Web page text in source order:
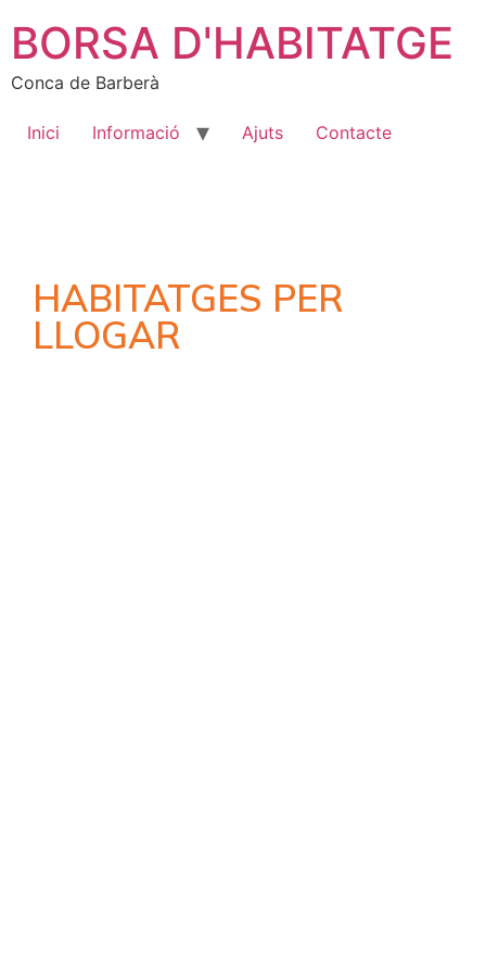
BORSA D'HABITATGE
Conca de Barberà
Inici Informació Ajuts Contacte
HABITATGES PER
LLOGAR